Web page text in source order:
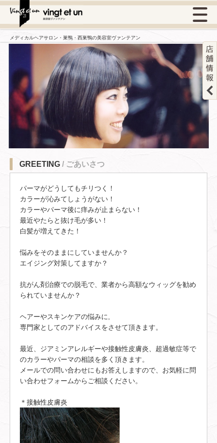
メディカルヘアサロン・巣鴨・西巣鴨の美容室ヴァンテアン
GREETING / ごあいさつ
パーマがどうしてもチリつく！
カラーが沁みてしょうがない！
カラーやパーマ後に痒みが止まらない！
最近やたらと抜け毛が多い！
白髪が増えてきた！
悩みをそのままにしていませんか？
エイジング対策してますか？
抗がん剤治療での脱毛で、業者から高額なウィッグを勧め
られていませんか？
ヘアーやスキンケアの悩みに,
専門家としてのアドバイスをさせて頂きます。
最近、ジアミンアレルギーや接触性皮膚炎、超過敏症等で
のカラーやパーマの相談を多く頂きます。
メールでの問い合わせにもお答えしますので、お気軽に問
い合わせフォームからご相談ください。
＊接触性皮膚炎